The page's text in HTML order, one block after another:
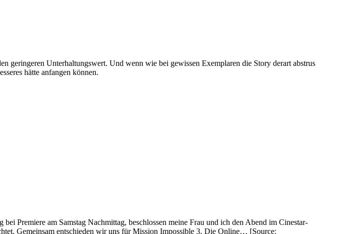
geringeren Unterhaltungswert. Und wenn wie bei gewissen Exemplaren die Story derart abstrus
hätte anfangen können.
Premiere am Samstag Nachmittag, beschlossen meine Frau und ich den Abend im Cinestar-
Gemeinsam entschieden wir uns für Mission Impossible 3. Die Online… [Source: